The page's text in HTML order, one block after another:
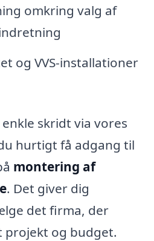
omkring valg af
og VVS-installationer
skridt via vores
hurtigt få adgang til
montering af
. Det giver dig
det firma, der
projekt og budget.